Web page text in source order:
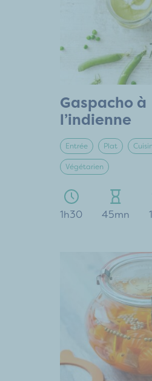
Gaspacho à
l’indienne
Entrée Plat
Végétarien
1h30 45mn